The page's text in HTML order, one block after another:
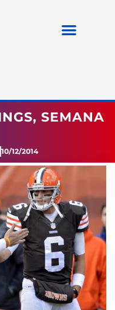
SEMANA
10/12/2014